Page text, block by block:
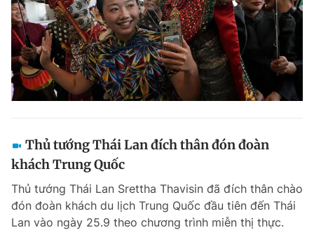
Thủ tướng Thái Lan đích thân đón đoàn
khách Trung Quốc
Thủ tướng Thái Lan Srettha Thavisin đã đích thân chào
đón đoàn khách du lịch Trung Quốc đầu tiên đến Thái
Lan vào ngày 25.9 theo chương trình miễn thị thực.